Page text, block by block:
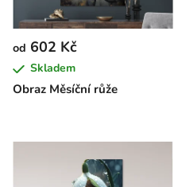
Obraz Měsíční růže
od 602 Kč
Skladem